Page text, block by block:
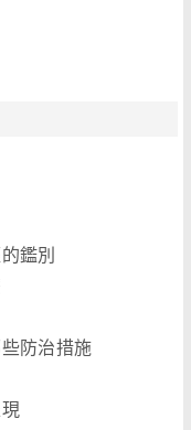
鑑別
防治措施